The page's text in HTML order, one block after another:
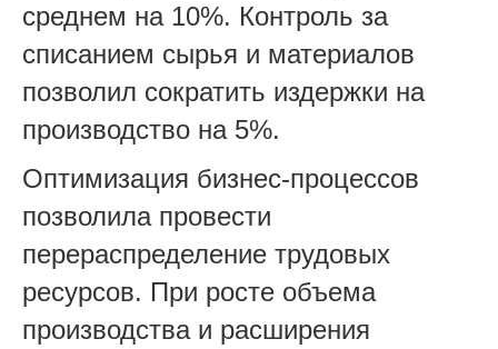
среднем на 10%. Контроль за
списанием сырья и материалов
позволил сократить издержки на
производство на 5%.
Оптимизация бизнес-процессов
позволила провести
перераспределение трудовых
ресурсов. При росте объема
производства и расширения